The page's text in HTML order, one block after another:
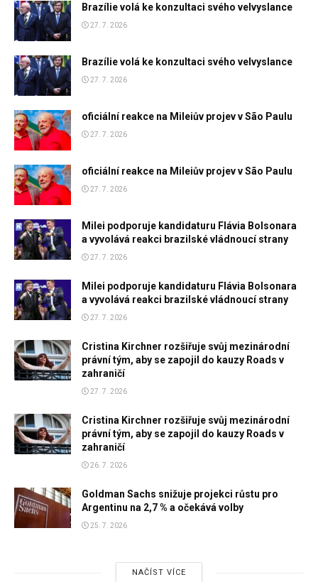
Brazílie volá ke konzultaci svého velvyslance
27. 7. 2026
Brazílie volá ke konzultaci svého velvyslance
27. 7. 2026
oficiální reakce na Mileiův projev v São Paulu
27. 7. 2026
oficiální reakce na Mileiův projev v São Paulu
27. 7. 2026
Milei podporuje kandidaturu Flávia Bolsonara
a vyvolává reakci brazilské vládnoucí strany
27. 7. 2026
Milei podporuje kandidaturu Flávia Bolsonara
a vyvolává reakci brazilské vládnoucí strany
27. 7. 2026
Cristina Kirchner rozšiřuje svůj mezinárodní
právní tým, aby se zapojil do kauzy Roads v
zahraničí
27. 7. 2026
Cristina Kirchner rozšiřuje svůj mezinárodní
právní tým, aby se zapojil do kauzy Roads v
zahraničí
26. 7. 2026
Goldman Sachs snižuje projekci růstu pro
Argentinu na 2,7 % a očekává volby
25. 7. 2026
NAČÍST VÍCE